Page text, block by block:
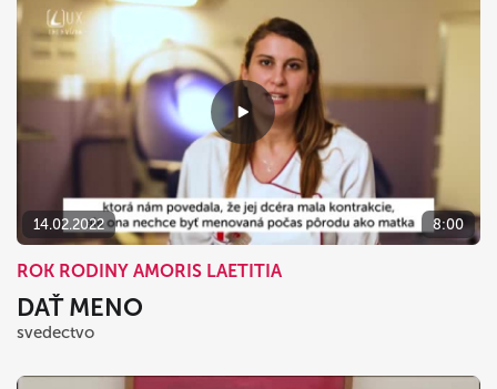
14.02.2022 8:00
ROK RODINY AMORIS LAETITIA
DAŤ MENO
svedectvo